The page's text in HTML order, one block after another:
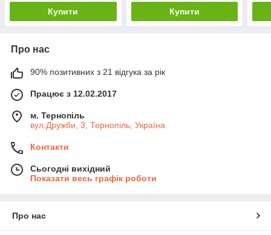
Купити Купити
Про нас
90% позитивних з 21 відгука за рік
Працює з 12.02.2017
м. Тернопіль
вул.Дружби, 3, Тернопіль, Україна
Контакти
Сьогодні вихідний
Показати весь графік роботи
Про нас